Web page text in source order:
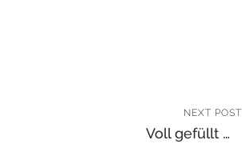
NEXT POST
Voll gefüllt …